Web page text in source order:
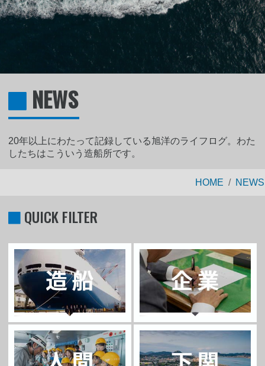
NEWS
20年以上にわたって記録している旭洋のライフログ。わた
したちはこういう造船所です。
HOME NEWS
QUICK FILTER